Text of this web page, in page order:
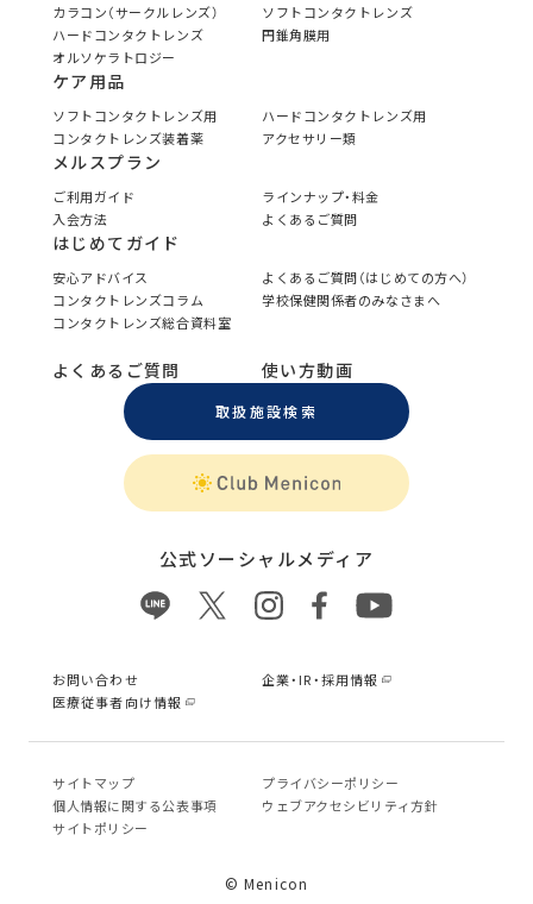
カラコン（サークルレンズ）
ソフトコンタクトレンズ
ハードコンタクトレンズ
円錐角膜用
オルソケラトロジー
ケア用品
ソフトコンタクトレンズ用
ハードコンタクトレンズ用
コンタクトレンズ装着薬
アクセサリー類
メルスプラン
ご利用ガイド
ラインナップ・料金
入会方法
よくあるご質問
はじめてガイド
安心アドバイス
よくあるご質問（はじめての方へ）
コンタクトレンズコラム
学校保健関係者のみなさまへ
コンタクトレンズ総合資料室
よくあるご質問 使い方動画
取扱施設検索
公式ソーシャルメディア
お問い合わせ
企業・IR・採用情報
医療従事者向け情報
サイトマップ
プライバシーポリシー
個⼈情報に関する公表事項
ウェブアクセシビリティ方針
サイトポリシー
© Menicon